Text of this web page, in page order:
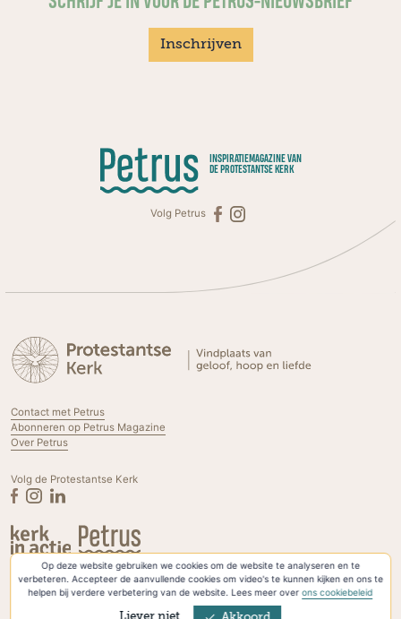
Op deze website gebruiken we cookies om de website te analyseren en te
verbeteren. Accepteer de aanvullende cookies om video's te kunnen kijken en ons te
helpen bij verdere verbetering van de website. Lees meer overons cookiebeleid
Inschrijven
INSPIRATIEMAGAZINE VAN
DE PROTESTANTSE KERK
Volg Petrus
Contact met Petrus
Abonneren op Petrus Magazine
Over Petrus
Volg de Protestantse Kerk
Privacyverklaring & Cookies